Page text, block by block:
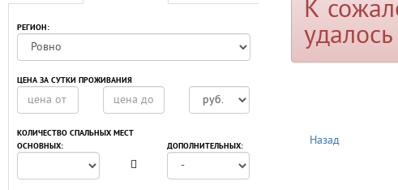
РЕГИОН:
ЦЕНА ЗА СУТКИ ПРОЖИВАНИЯ
КОЛИЧЕСТВО СПАЛЬНЫХ МЕСТ
ОСНОВНЫХ:
ДОПОЛНИТЕЛЬНЫХ:
К
удалось
Назад